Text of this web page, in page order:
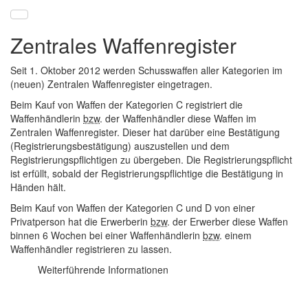
Zentrales Waffenregister
Seit 1. Oktober 2012 werden Schusswaffen aller Kategorien im
(neuen) Zentralen Waffenregister eingetragen.
Beim Kauf von Waffen der Kategorien C registriert die
Waffenhändlerin bzw. der Waffenhändler diese Waffen im
Zentralen Waffenregister. Dieser hat darüber eine Bestätigung
(Registrierungsbestätigung) auszustellen und dem
Registrierungspflichtigen zu übergeben. Die Registrierungspflicht
ist erfüllt, sobald der Registrierungspflichtige die Bestätigung in
Händen hält.
Beim Kauf von Waffen der Kategorien C und D von einer
Privatperson hat die Erwerberin bzw. der Erwerber diese Waffen
binnen 6 Wochen bei einer Waffenhändlerin bzw. einem
Waffenhändler registrieren zu lassen.
Weiterführende Informationen